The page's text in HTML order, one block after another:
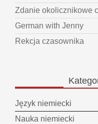
Zdanie okolicznikowe
German with Jenny
Rekcja czasownika
Język niemiecki
Nauka niemiecki